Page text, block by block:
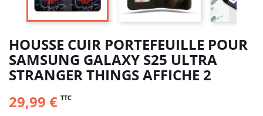
HOUSSE CUIR PORTEFEUILLE POUR
SAMSUNG GALAXY S25 ULTRA
STRANGER THINGS AFFICHE 2
29,99 € TTC